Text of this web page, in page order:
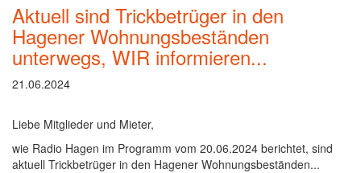
Aktuell sind Trickbetrüger in den
Hagener Wohnungsbeständen
unterwegs, WIR informieren...
21.06.2024
Liebe Mitglieder und Mieter,
wie Radio Hagen im Programm vom 20.06.2024 berichtet, sind
aktuell Trickbetrüger in den Hagener Wohnungsbeständen...